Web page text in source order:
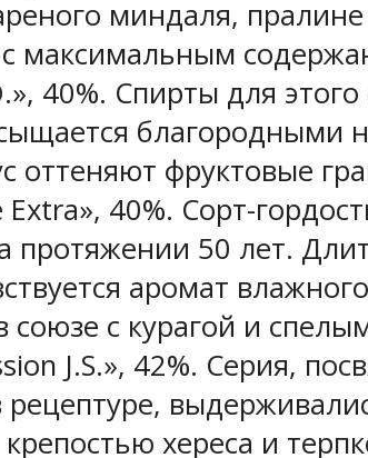
миндаля,
максимальным
40%. Спирты для
оттеняют фруктовые
40%. Сорт-
протяжении 50 лет.
аромат
союзе с курагой и
J.S.», 42%. Серия,
рецептуре,
крепостью хереса и